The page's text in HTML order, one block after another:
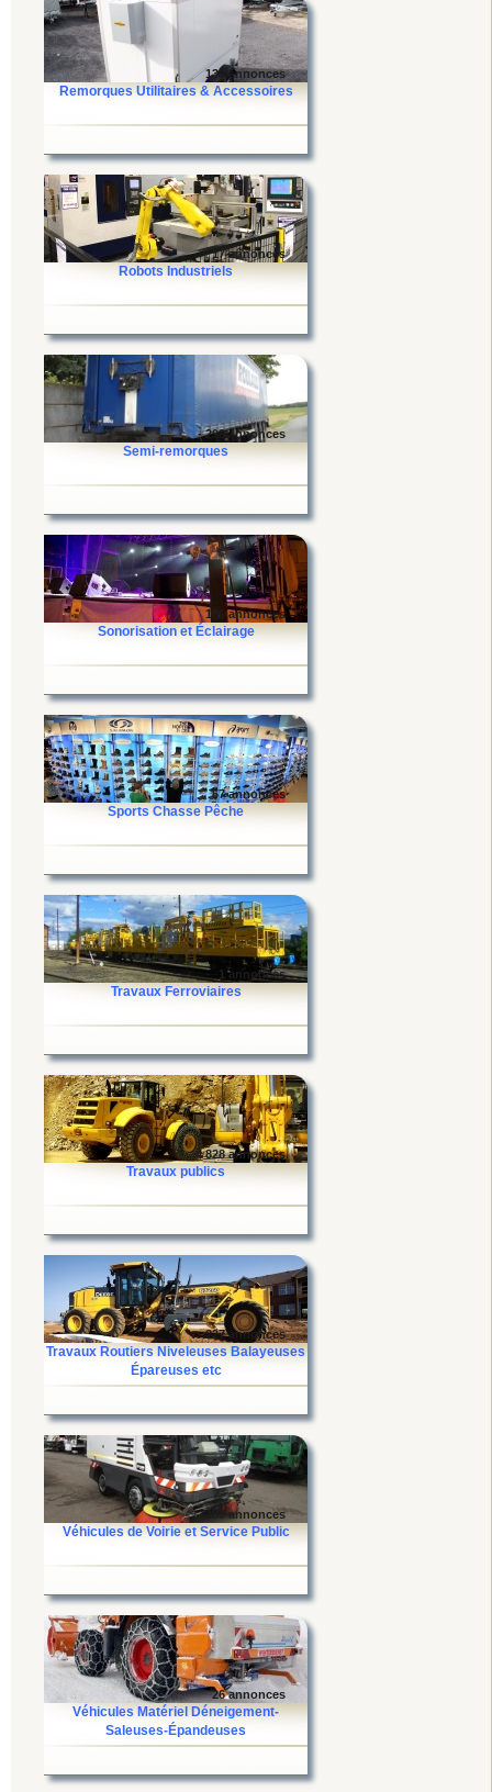
139 annonces
Remorques Utilitaires & Accessoires
17 annonces
Robots Industriels
- 298 annonces
Semi-remorques
156 annonces
Sonorisation et Éclairage
57 annonces
Sports Chasse Pêche
1 annonces
Travaux Ferroviaires
4 828 annonces
Travaux publics
227 annonces
Travaux Routiers Niveleuses Balayeuses
Épareuses etc
250 annonces
Véhicules de Voirie et Service Public
26 annonces
Véhicules Matériel Déneigement-
Saleuses-Épandeuses